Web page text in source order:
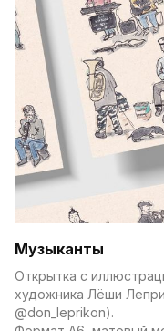
Музыканты
Открытка с
художника Лёши
@don_leprikon).